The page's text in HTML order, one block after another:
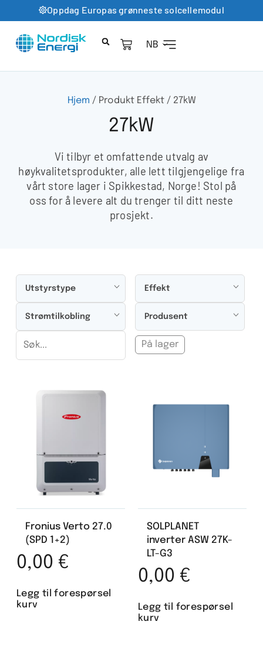
Oppdag Europas grønneste solcellemodul
NB
Hjem / Produkt Effekt / 27kW
27kW
Vi tilbyr et omfattende utvalg av
høykvalitetsprodukter, alle lett tilgjengelige fra
vårt store lager i Spikkestad, Norge! Stol på
oss for å levere alt du trenger til ditt neste
prosjekt.
Utstyrstype Effekt
Strømtilkobling Produsent
På lager
Fronius Verto 27.0
(SPD 1+2)
0,00 €
Legg til forespørsel
kurv
SOLPLANET
inverter ASW 27K-
LT-G3
0,00 €
Legg til forespørsel
kurv